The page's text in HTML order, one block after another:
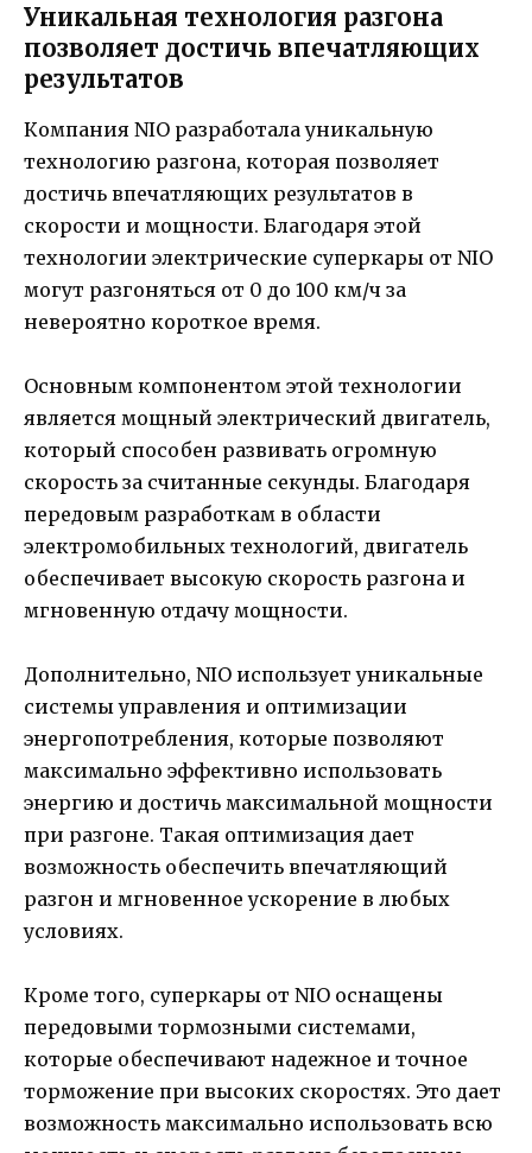
Уникальная технология разгона
позволяет достичь впечатляющих
результатов
Компания NIO разработала уникальную
технологию разгона, которая позволяет
достичь впечатляющих результатов в
скорости и мощности. Благодаря этой
технологии электрические суперкары от NIO
могут разгоняться от 0 до 100 км/ч за
невероятно короткое время.
Основным компонентом этой технологии
является мощный электрический двигатель,
который способен развивать огромную
скорость за считанные секунды. Благодаря
передовым разработкам в области
электромобильных технологий, двигатель
обеспечивает высокую скорость разгона и
мгновенную отдачу мощности.
Дополнительно, NIO использует уникальные
системы управления и оптимизации
энергопотребления, которые позволяют
максимально эффективно использовать
энергию и достичь максимальной мощности
при разгоне. Такая оптимизация дает
возможность обеспечить впечатляющий
разгон и мгновенное ускорение в любых
условиях.
Кроме того, суперкары от NIO оснащены
передовыми тормозными системами,
которые обеспечивают надежное и точное
торможение при высоких скоростях. Это дает
возможность максимально использовать всю